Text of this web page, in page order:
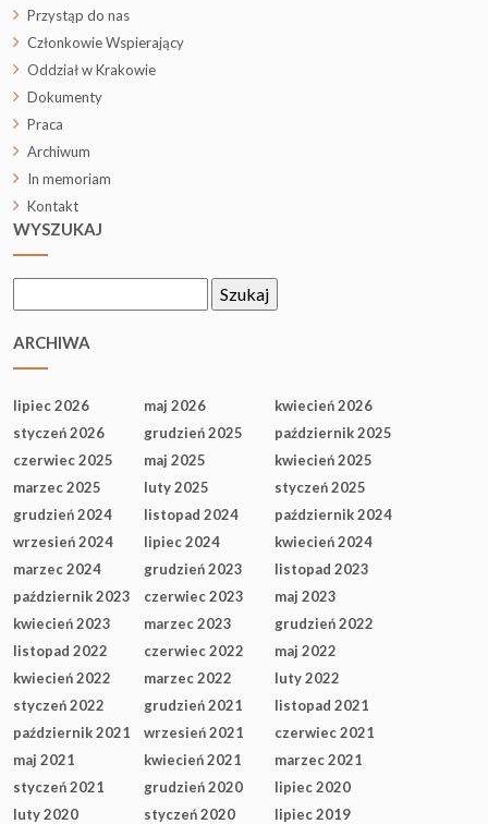
Przystąp do nas
Członkowie Wspierający
Oddział w Krakowie
Dokumenty
Praca
Archiwum
In memoriam
Kontakt
WYSZUKAJ
ARCHIWA
lipiec 2026 maj 2026
kwiecień 2026
styczeń 2026
grudzień 2025
październik 2025
czerwiec 2025
maj 2025
kwiecień 2025
marzec 2025
luty 2025
styczeń 2025
grudzień 2024
listopad 2024
październik 2024
wrzesień 2024
lipiec 2024
kwiecień 2024
marzec 2024
grudzień 2023
listopad 2023
październik 2023
czerwiec 2023
maj 2023
kwiecień 2023
marzec 2023
grudzień 2022
listopad 2022
czerwiec 2022
maj 2022
kwiecień 2022
marzec 2022
luty 2022
styczeń 2022
grudzień 2021
listopad 2021
październik 2021
wrzesień 2021
czerwiec 2021
maj 2021
kwiecień 2021
marzec 2021
styczeń 2021
grudzień 2020
lipiec 2020
luty 2020
styczeń 2020
lipiec 2019